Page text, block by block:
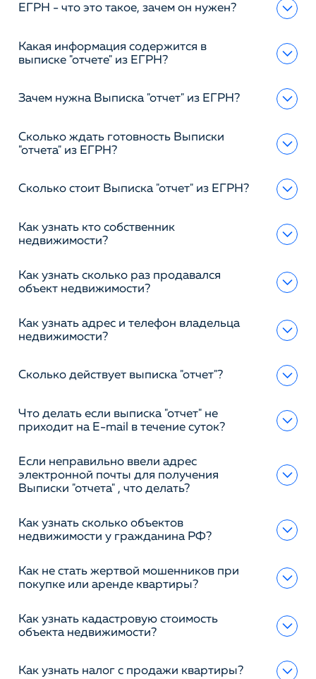
ЕГРН - что это такое, зачем он нужен?
Какая информация содержится в
выписке "отчете" из ЕГРН?
Зачем нужна Выписка "отчет" из ЕГРН?
Сколько ждать готовность Выписки
"отчета" из ЕГРН?
Сколько стоит Выписка "отчет" из ЕГРН?
Как узнать кто собственник
недвижимости?
Как узнать сколько раз продавался
объект недвижимости?
Как узнать адрес и телефон владельца
недвижимости?
Сколько действует выписка "отчет"?
Что делать если выписка "отчет" не
приходит на E-mail в течение суток?
Если неправильно ввели адрес
электронной почты для получения
Выписки "отчета" , что делать?
Как узнать сколько объектов
недвижимости у гражданина РФ?
Как не стать жертвой мошенников при
покупке или аренде квартиры?
Как узнать кадастровую стоимость
объекта недвижимости?
Как узнать налог с продажи квартиры?